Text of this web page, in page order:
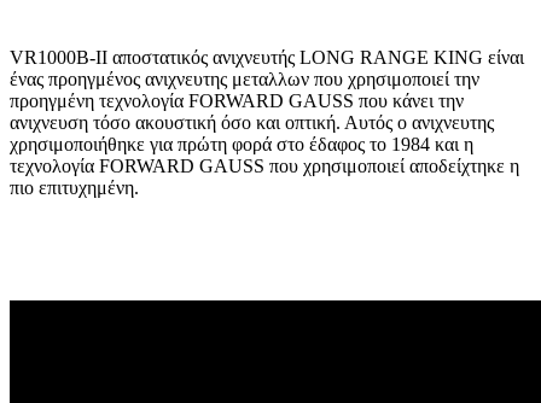
VR1000B-II αποστατικός ανιχνευτής LONG RANGE KING είναι
ένας προηγμένος ανιχνευτης μεταλλων που χρησιμοποιεί την
προηγμένη τεχνολογία FORWARD GAUSS που κάνει την
ανιχνευση τόσο ακουστική όσο και οπτική. Αυτός ο ανιχνευτης
χρησιμοποιήθηκε για πρώτη φορά στο έδαφος το 1984 και η
τεχνολογία FORWARD GAUSS που χρησιμοποιεί αποδείχτηκε η
πιο επιτυχημένη.